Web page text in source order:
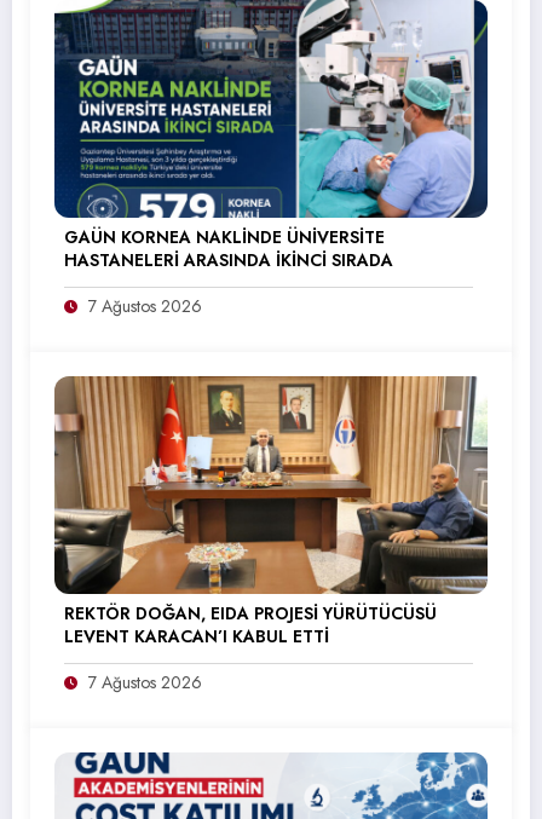
GAÜN KORNEA NAKLİNDE ÜNİVERSİTE
HASTANELERİ ARASINDA İKİNCİ SIRADA
7 Ağustos 2026
REKTÖR DOĞAN, EIDA PROJESİ YÜRÜTÜCÜSÜ
LEVENT KARACAN’I KABUL ETTİ
7 Ağustos 2026